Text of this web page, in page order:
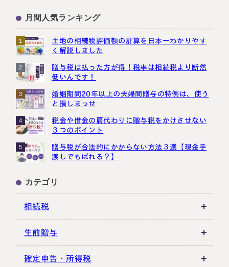
月間人気ランキング
1
土地の相続税評価額の計算を日本一わかりやす
く解説しました
2
贈与税は払った方が得！税率は相続税より断然
低いんです！
3
婚姻期間20年以上の夫婦間贈与の特例は、使う
と損しまっせ
4
税金や借金の肩代わりに贈与税をかけさせない
３つのポイント
5
贈与税が合法的にかからない方法３選【現金手
渡しでもばれる？】
カテゴリ
相続税
相続税の基礎知識
税務調査・申告実務
生前贈与
贈与税の基礎知識
確定申告・所得税